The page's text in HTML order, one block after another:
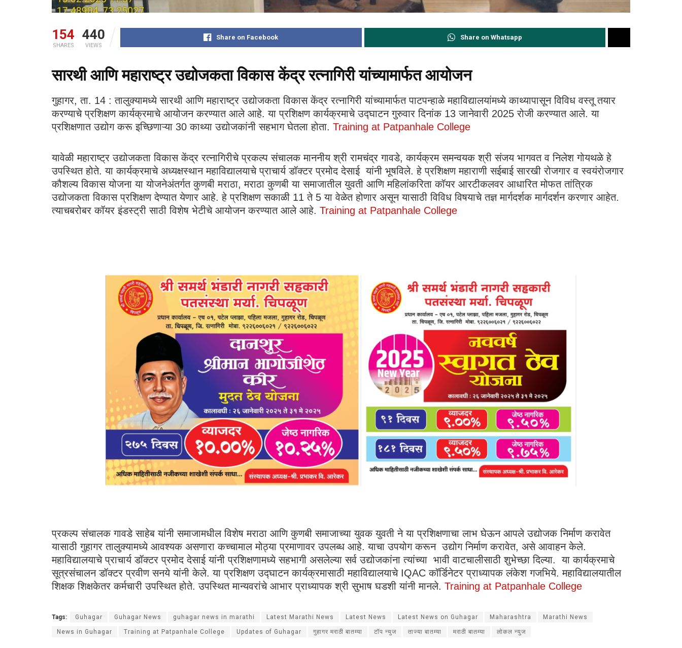
154
SHARES
440
VIEWS
Share on Facebook Share on Whatsapp
सारथी आणि महाराष्ट्र उद्योजकता विकास केंद्र रत्नागिरी यांच्यामार्फत आयोजन
गुहागर, ता. 14 : तालुक्यामध्ये सारथी आणि महाराष्ट्र उद्योजकता विकास केंद्र रत्नागिरी यांच्यामार्फत पाटपन्हाळे महाविद्यालयांमध्ये काथ्यापासून विविध वस्तू तयार
करण्याचे प्रशिक्षण कार्यक्रमाचे आयोजन करण्यात आले आहे. या प्रशिक्षण कार्यक्रमाचे उद्घाटन गुरुवार दिनांक 13 जानेवारी 2025 रोजी करण्यात आले. या
प्रशिक्षणात उद्योग करू इच्छिणाऱ्या 30 काथ्या उद्योजकांनी सहभाग घेतला होता. Training at Patpanhale College
यावेळी महाराष्ट्र उद्योजकता विकास केंद्र रत्नागिरीचे प्रकल्प संचालक माननीय श्री रामचंद्र गावडे, कार्यक्रम समन्वयक श्री संजय भागवत व निलेश गोयथळे हे
उपस्थित होते. या कार्यक्रमाचे अध्यक्षस्थान महाविद्यालयाचे प्राचार्य डॉक्टर प्रमोद देसाई यांनी भूषविले. हे प्रशिक्षण महाराणी सईबाई सारखी रोजगार व स्वयंरोजगार
कौशल्य विकास योजना या योजनेअंतर्गत कुणबी मराठा, मराठा कुणबी या समाजातील युवती आणि महिलांकरिता कॉयर आरटीकलवर आधारित मोफत तांत्रिक
उद्योजकता विकास प्रशिक्षण देण्यात येणार आहे. हे प्रशिक्षण सकाळी 11 ते 5 या वेळेत होणार असून यासाठी विविध विषयाचे तज्ञ मार्गदर्शक मार्गदर्शन करणार आहेत.
त्याचबरोबर कॉयर इंडस्ट्री साठी विशेष भेटीचे आयोजन करण्यात आले आहे. Training at Patpanhale College
प्रकल्प संचालक गावडे साहेब यांनी समाजामधील विशेष मराठा आणि कुणबी समाजाच्या युवक युवती ने या प्रशिक्षणाचा लाभ घेऊन आपले उद्योजक निर्माण करावेत
यासाठी गुहागर तालुक्यामध्ये आवश्यक असणारा कच्चामाल मोठ्या प्रमाणावर उपलब्ध आहे. याचा उपयोग करून उद्योग निर्माण करावेत, असे आवाहन केले.
महाविद्यालयाचे प्राचार्य डॉक्टर प्रमोद देसाई यांनी प्रशिक्षणामध्ये सहभागी असलेल्या सर्व उद्योजकांना त्यांच्या भावी वाटचालीसाठी शुभेच्छा दिल्या. या कार्यक्रमाचे
सूत्रसंचालन डॉक्टर प्रवीण सनये यांनी केले. या प्रशिक्षण उद्घाटन कार्यक्रमासाठी महाविद्यालयाचे IQAC कॉर्डिनेटर प्राध्यापक लंकेश गजभिये. महाविद्यालयातील
शिक्षक शिक्षकेतर कर्मचारी उपस्थित होते. उपस्थित मान्यवरांचे आभार प्राध्यापक श्री सुभाष घडशी यांनी मानले. Training at Patpanhale College
Tags: Guhagar Guhagar News guhagar news in marathi Latest Marathi News Latest News Latest News on Guhagar Maharashtra Marathi News
News in Guhagar Training at Patpanhale College Updates of Guhagar गुहागर मराठी बातम्या टॉप न्युज ताज्या बातम्या मराठी बातम्या लोकल न्युज